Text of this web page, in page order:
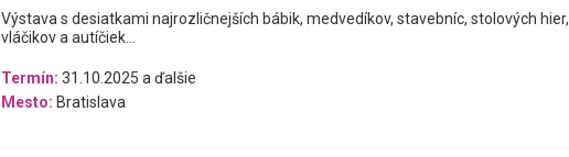
Výstava s desiatkami najrozličnejších bábik, medvedíkov, stavebníc, stolových hier,
vláčikov a autíčiek...
Termín: 31.10.2025 a ďalšie
Mesto: Bratislava